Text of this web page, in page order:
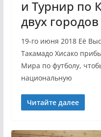
и Турнир по
двух
19-го июня 2018 Её
Такамадо Хисако
Мира по футболу,
национальную
Читайте далее